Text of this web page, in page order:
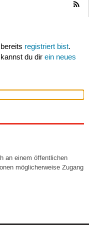
registriert bist.
du dir ein neues
an einem öffentlichen
möglicherweise Zugang